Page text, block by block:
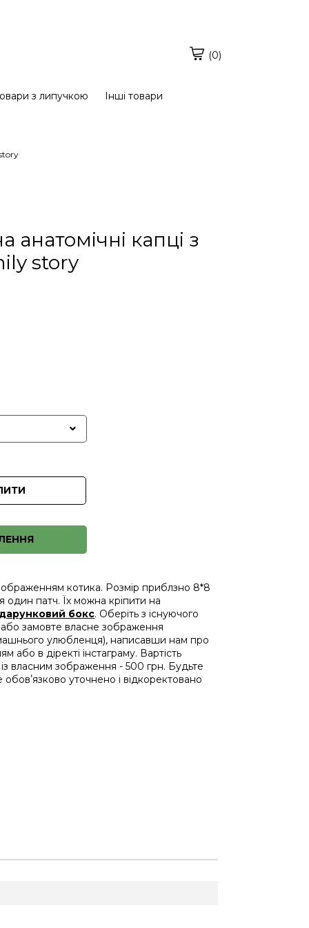
(0)
з липучкою Інші товари
анатомічні капці з
story
зображенням котика. Розмір приблзно 8*8
один патч. Їх можна кріпити на
бокс. Оберіть з існуючого
замовте власне зображення
улюбленця), написавши нам про
або в діректі інстаграму. Вартість
власним зображення - 500 грн. Будьте
уточнено і відкоректовано